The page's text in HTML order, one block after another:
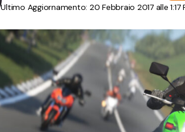
Ultimo Aggiornamento: 20 Febbraio 2017 alle 1:17